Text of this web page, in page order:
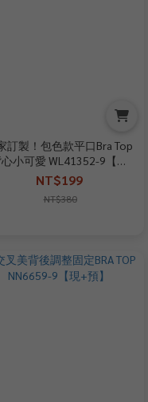
訂製！包色款平口Bra Top
小可愛 WL41352-9【現
貨】
NT$199
NT$380